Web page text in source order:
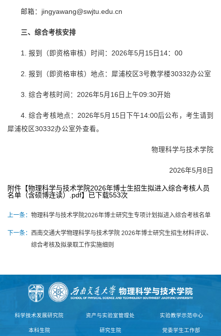
邮箱：jingyawang@swjtu.edu.cn
三、综合考核安排
1. 报到（即资格审核）时间：2026年5月15日14：00
2. 报到（即资格审核）地点：犀浦校区3号教学楼30332办公室
3. 综合考核时间：2026年5月16日上午09:30开始
4. 综合考核地点：2026年5月15日下午14:00后公布，考生请到
犀浦校区30332办公室外查看。
物理科学与技术学院
2026年5月8日
附件【物理科学与技术学院2026年博士生招生拟进入综合考核人员
名单（含硕博连读）.pdf】已下载553次
上一条： 物理科学与技术学院2026年博士研究生专项计划拟进入综合考核名单
下一条： 西南交通大学物理科学与技术学院 2026年博士研究生招生材料评议、
综合考核及拟录取工作实施细则
科学技术发展研究院 资产与实验室管理处 实验教学示范中心
本科生院 研究生院 党委学生工作部